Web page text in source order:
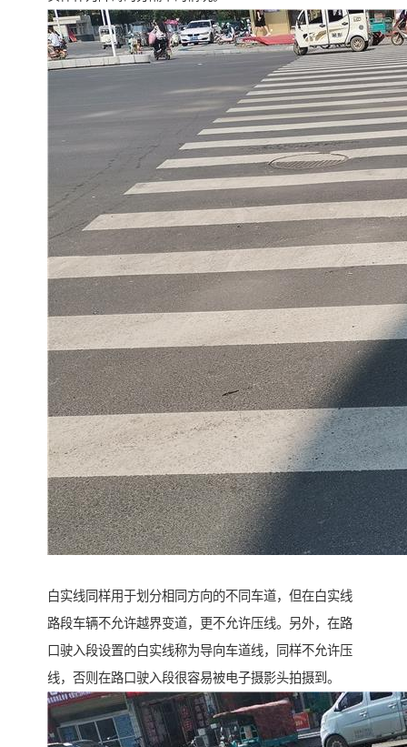
白实线同样用于划分相同方向的不同车道，但在白实线
路段车辆不允许越界变道，更不允许压线。另外，在路
口驶入段设置的白实线称为导向车道线，同样不允许压
线，否则在路口驶入段很容易被电子摄影头拍摄到。